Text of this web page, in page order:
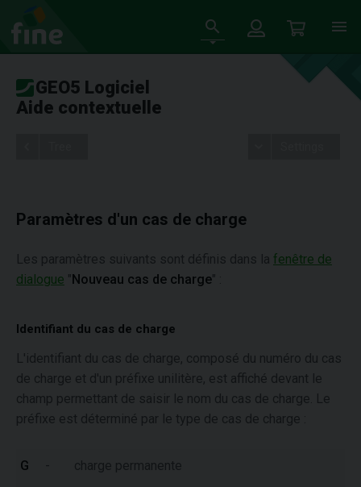
GEO5 Logiciel
Aide contextuelle
Paramètres d'un cas de charge
Les paramètres suivants sont définis dans la fenêtre de
dialogue "Nouveau cas de charge" :
Identifiant du cas de charge
L'identifiant du cas de charge, composé du numéro du cas
de charge et d'un préfixe unilitère, est affiché devant le
champ permettant de saisir le nom du cas de charge. Le
préfixe est déterminé par le type de cas de charge :
G - charge permanente